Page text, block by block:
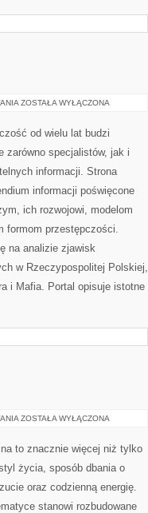
PODZIEMIE
ZOSTAŁA WYŁĄCZONA
od wielu lat budzi
zarówno specjalistów, jak i
informacji. Strona
informacji poświęcone
ich rozwojowi, modelom
formom przestępczości.
na analizie zjawisk
w Rzeczypospolitej Polskiej,
i Mafia. Portal opisuje istotne
KARDIO
ZOSTAŁA WYŁĄCZONA
to znacznie więcej niż tylko
życia, sposób dbania o
oraz codzienną energię.
stanowi rozbudowane